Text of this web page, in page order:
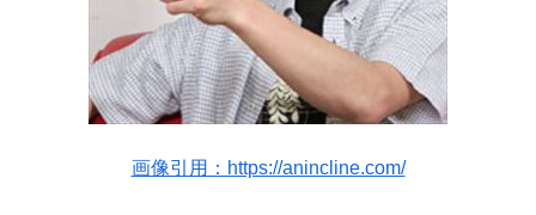
画像引用：https://anincline.com/